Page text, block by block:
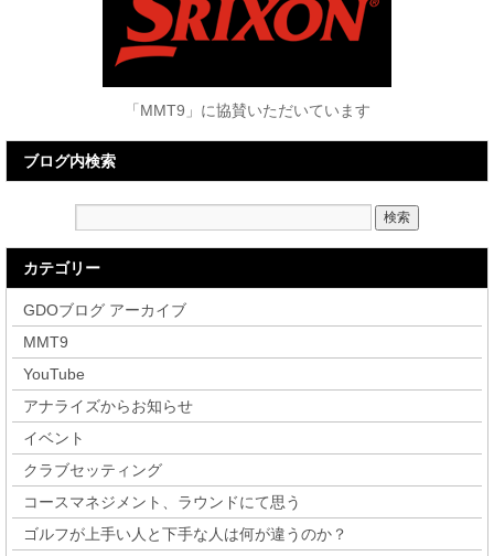
「MMT9」に協賛いただいています
ブログ内検索
カテゴリー
GDOブログ アーカイブ
MMT9
YouTube
アナライズからお知らせ
イベント
クラブセッティング
コースマネジメント、ラウンドにて思う
ゴルフが上手い人と下手な人は何が違うのか？